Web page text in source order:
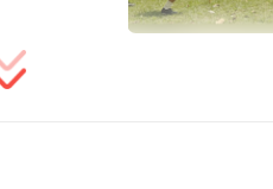
自由度的产品
旅行社“小团”“
，该系列价格较